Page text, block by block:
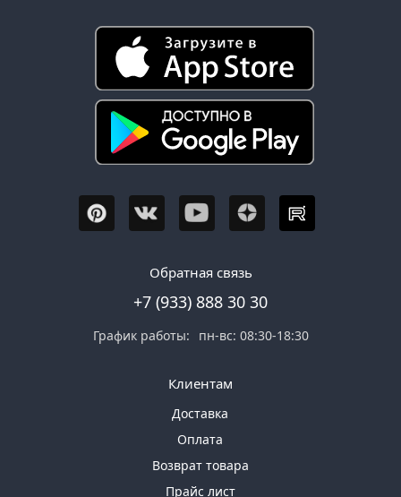
Обратная связь
+7 (933) 888 30 30
График работы: пн-вс: 08:30-18:30
Клиентам
Доставка
Оплата
Возврат товара
Прайс лист